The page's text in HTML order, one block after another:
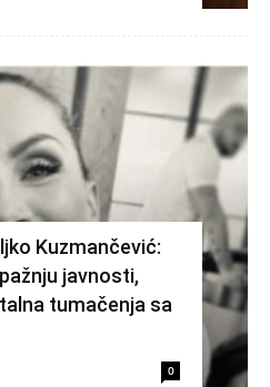
Kuzmančević:
javnosti,
tumačenja sa
0